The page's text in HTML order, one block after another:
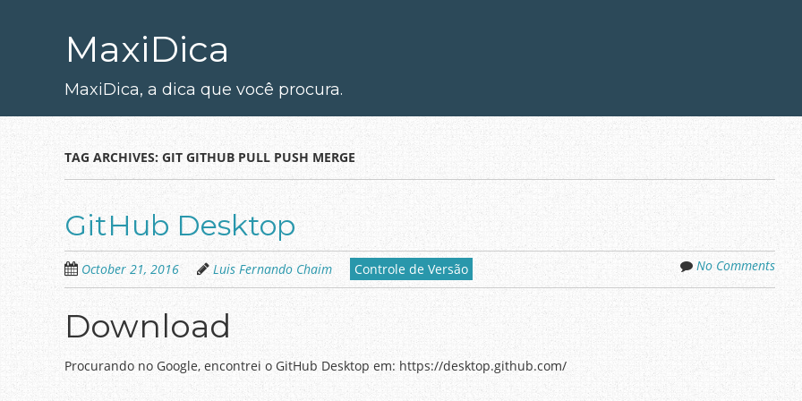
MaxiDica
MaxiDica, a dica que você procura.
TAG ARCHIVES: GIT GITHUB PULL PUSH MERGE
GitHub Desktop
October 21, 2016 Luis Fernando Chaim Controle de Versão No Comments
Download
Procurando no Google, encontrei o GitHub Desktop em: https://desktop.github.com/